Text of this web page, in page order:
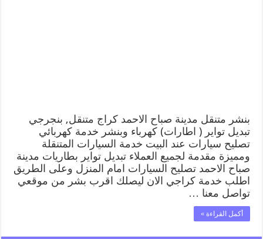
سيارات
مغلقة
بنشر متنقل مدينة صباح الاحمد كراج متنقل, بنجرجي
تبديل تواير ( اطارات) كهرباء وبنشر خدمة كهربائي
تصليح سيارات عند البيت خدمة السيارات المتنقلة
ومميزة مقدمة لجميع العملاء تبديل تواير بطاريات مدينة
صباح الاحمد تصليح السيارات امام المنزل وعلى الطريق
اطلب خدمة كراجي الان ليصلك اقرب بشر من موقعي
تواصل معنا …
أكمل القراءة »